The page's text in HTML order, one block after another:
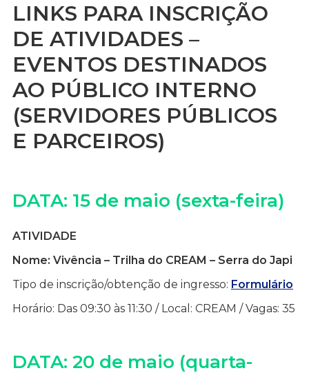
LINKS PARA INSCRIÇÃO
DE ATIVIDADES –
EVENTOS DESTINADOS
AO PÚBLICO INTERNO
(SERVIDORES PÚBLICOS
E PARCEIROS)
DATA: 15 de maio (sexta-feira)
ATIVIDADE
Nome: Vivência – Trilha do CREAM – Serra do Japi
Tipo de inscrição/obtenção de ingresso: Formulário
Horário: Das 09:30 às 11:30 / Local: CREAM / Vagas: 35
DATA: 20 de maio (quarta-